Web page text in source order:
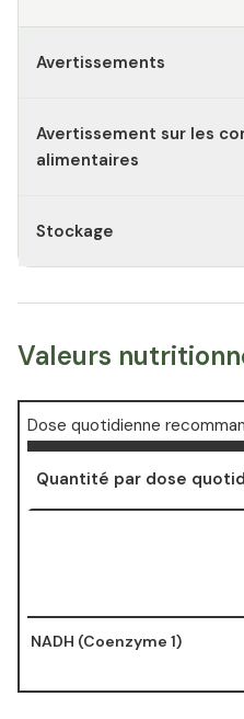
Avertissements
Avertissement sur les
alimentaires
Stockage
Valeurs
Dose quotidienne
Quantité par dose
NADH (Coenzyme 1)